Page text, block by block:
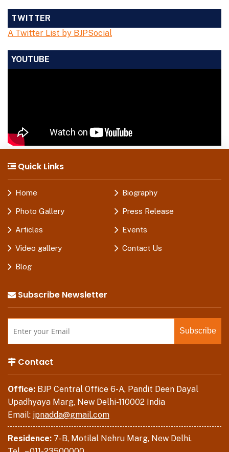
TWITTER
A Twitter List by BJPSocial
YOUTUBE
Quick Links
Home Biography
Photo Gallery Press Release
Articles Events
Video gallery Contact Us
Blog
Subscribe Newsletter
Contact
Office: BJP Central Office 6-A, Pandit Deen Dayal
Upadhyaya Marg, New Delhi-110002 India
Email: jpnadda@gmail.com
Residence: 7-B, Motilal Nehru Marg, New Delhi.